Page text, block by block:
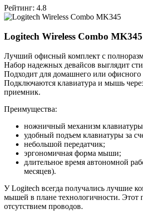
Рейтинг: 4.8
Logitech Wireless Combo MK345
Лучший офисный комплект с
Набор надежных девайсов выглядит
Подходит для домашнего или офисного
Подключаются клавиатура и мышь
приемник.
Преимущества:
ножничный механизм
удобный подъем клавиатуры за
небольшой передатчик;
эргономичная форма мыши;
длительное время автономной
месяцев).
У Logitech всегда получались лучшие
мышей в плане технологичности. Этот
отсутствием проводов.